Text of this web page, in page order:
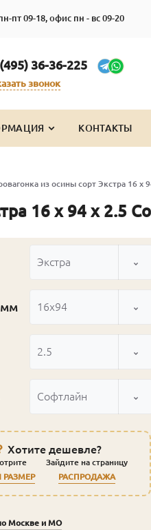
пт 09-18, офис пн - вс 09-20
36-36-225
звонок
КОНТАКТЫ
из осины сорт Экстра 16 x
16 x 94 x 2.5
Экстра
мм 16x94
2.5
Софтлайн
Хотите дешевле?
РАЗМЕР
Зайдите на страницу
РАСПРОДАЖА
Москве и МО